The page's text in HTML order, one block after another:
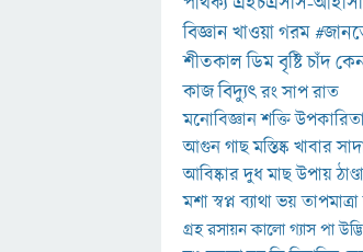
বিজ্ঞানখাওয়াগরম
শীতকালডিমবৃষ্টিচাঁদ
কাজবিদ্যুৎরংসাপরাত
মনোবিজ্ঞানশক্তি
আগুনগাছমস্তিষ্কখাবার
আবিষ্কারদুধমাছউপায়ঠাণ্ডা
মশাস্বপ্নব্যাথাভয়তাপমাত্রা
গ্রহরসায়নকালোগ্যাসপা